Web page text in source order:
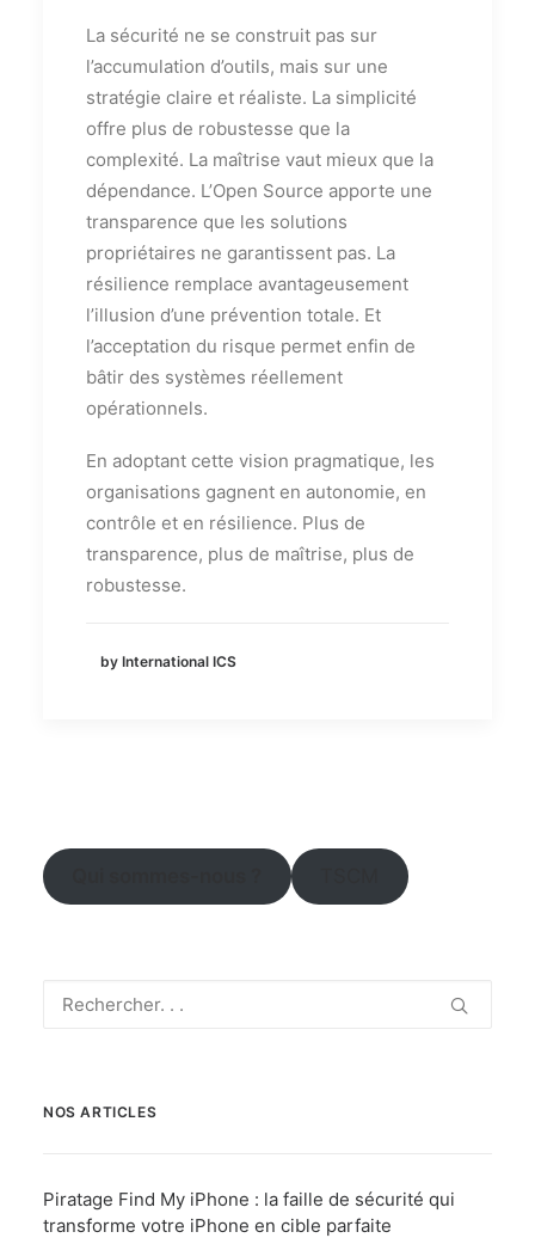
La sécurité ne se construit pas sur
l’accumulation d’outils, mais sur une
stratégie claire et réaliste. La simplicité
offre plus de robustesse que la
complexité. La maîtrise vaut mieux que la
dépendance. L’Open Source apporte une
transparence que les solutions
propriétaires ne garantissent pas. La
résilience remplace avantageusement
l’illusion d’une prévention totale. Et
l’acceptation du risque permet enfin de
bâtir des systèmes réellement
opérationnels.
En adoptant cette vision pragmatique, les
organisations gagnent en autonomie, en
contrôle et en résilience. Plus de
transparence, plus de maîtrise, plus de
robustesse.
by International ICS
NOS ARTICLES
Piratage Find My iPhone : la faille de sécurité qui
transforme votre iPhone en cible parfaite